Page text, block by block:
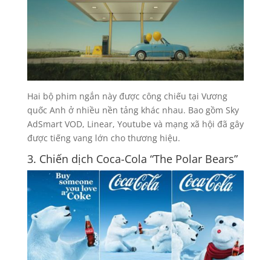
Hai bộ phim ngắn này được công chiếu tại Vương
quốc Anh ở nhiều nền tảng khác nhau. Bao gồm Sky
AdSmart VOD, Linear, Youtube và mạng xã hội đã gây
được tiếng vang lớn cho thương hiệu.
3. Chiến dịch Coca-Cola “The Polar Bears”